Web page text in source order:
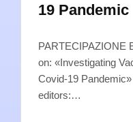
19 Pandemic
PARTECIPAZIONE
on: «Investigating
Covid-19
editors:…